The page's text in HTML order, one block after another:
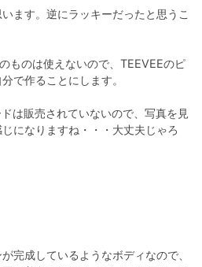
ます。逆にラッキーだったと思うこ
ものは使えないので、TEEVEEのピ
で作ることにします。
は販売されていないので、写真を見
になりますね・・・大丈夫じゃろ
完成しているようなボディなので、